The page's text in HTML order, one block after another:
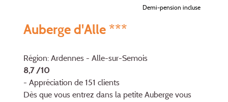
Demi-pension incluse
Auberge d'Alle ***
Région: Ardennes - Alle-sur-Semois
8,7 /10
- Appréciation de 151 clients
Dès que vous entrez dans la petite Auberge vous